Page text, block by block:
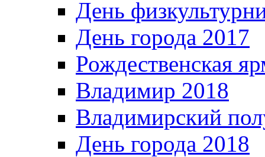
День
День города 2017
Рождественская
Владимир 2018
Владимирский
День города 2018